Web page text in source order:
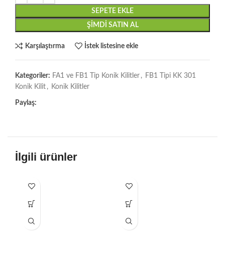
SEPETE EKLE
ŞIMDI SATIN AL
Karşılaştırma İstek listesine ekle
Kategoriler: FA1 ve FB1 Tip Konik Kilitler , FB1 Tipi KK 301
Konik Kilit , Konik Kilitler
Paylaş:
İlgili ürünler